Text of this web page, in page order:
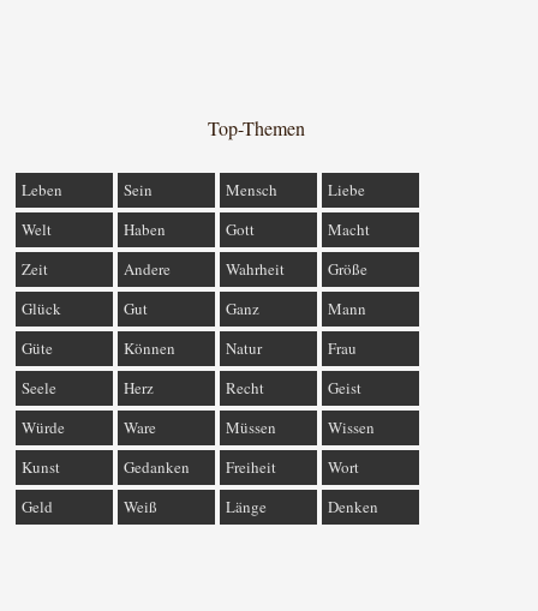
Top-Themen
Leben Sein Mensch
Liebe
Welt
Haben Gott
Macht
Zeit
Andere Wahrheit
Größe
Glück
Gut Ganz
Mann
Güte
Können Natur
Frau
Seele
Herz Recht
Geist
Würde
Ware Müssen
Wissen
Kunst
Gedanken Freiheit
Wort
Geld
Weiß Länge Denken